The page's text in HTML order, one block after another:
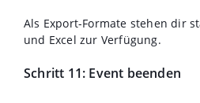
Als Export-Formate stehen dir
und Excel zur Verfügung.
Schritt 11: Event beenden